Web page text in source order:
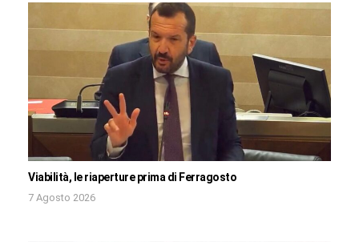
Viabilità, le riaperture prima di Ferragosto
7 Agosto 2026